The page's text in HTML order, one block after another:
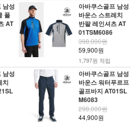
남성
폴
AT
아바쿠스골프 남성
바운스 스트레치
반팔 레인셔츠 AT
01TSM6086
398,000원
59,900원
1,797원 적립
남성
치
아바쿠스골프 남성
바운스 워터푸르프
골프바지 AT01SL
M6083
298,000원
44,900원